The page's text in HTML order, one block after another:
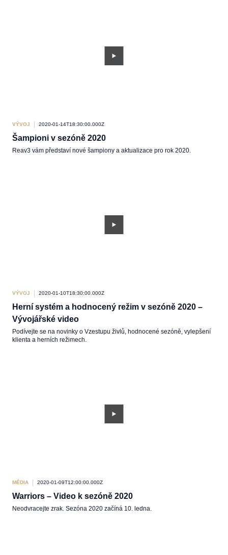
VÝVOJ 2020-01-14T18:30:00.000Z
Šampioni v sezóně 2020
Reav3 vám představí nové šampiony a aktualizace pro rok 2020.
VÝVOJ 2020-01-10T18:30:00.000Z
Herní systém a hodnocený režim v sezóně 2020 –
Vývojářské video
Podívejte se na novinky o Vzestupu živlů, hodnocené sezóně, vylepšení
klienta a herních režimech.
MÉDIA 2020-01-09T12:00:00.000Z
Warriors – Video k sezóně 2020
Neodvracejte zrak. Sezóna 2020 začíná 10. ledna.